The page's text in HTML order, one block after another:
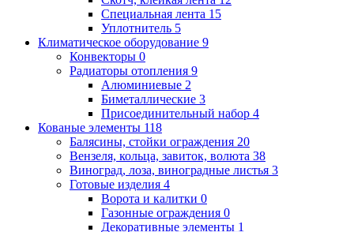
Специальная лента 15
Уплотнитель 5
Климатическое оборудование 9
Конвекторы 0
Радиаторы отопления 9
Алюминиевые 2
Биметаллические 3
Присоединительный набор 4
Кованые элементы 118
Балясины, стойки ограждения 20
Вензеля, кольца, завиток, волюта 38
Виноград, лоза, виноградные листья 3
Готовые изделия 4
Ворота и калитки 0
Газонные ограждения 0
Декоративные элементы 1